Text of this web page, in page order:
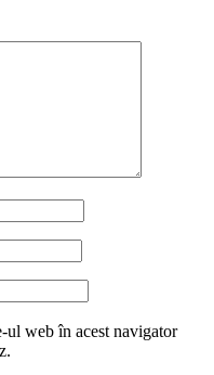
ul web în acest navigator